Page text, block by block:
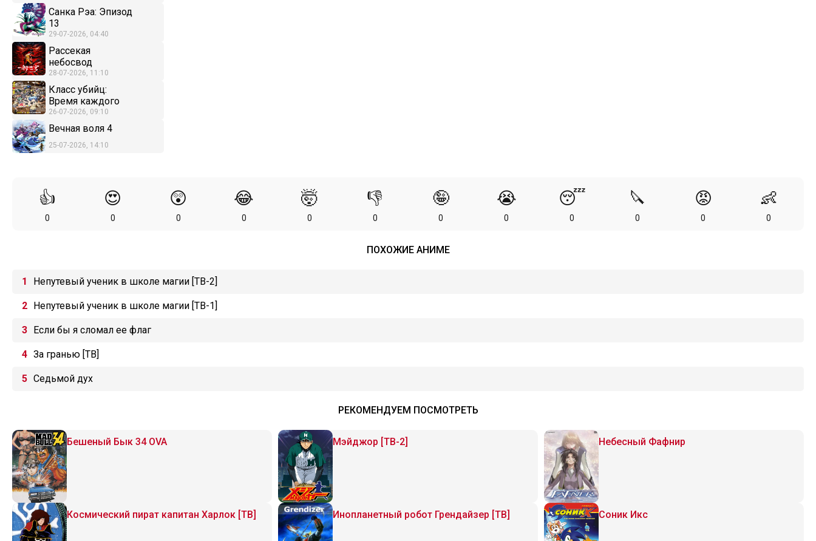
Санка Рэа: Эпизод
13
29-07-2026, 04:40
Рассекая
небосвод
28-07-2026, 11:10
Класс убийц:
Время каждого
26-07-2026, 09:10
Вечная воля 4
25-07-2026, 14:10
👍
0
😍
0
😲
0
😂
0
🤯
0
👎
0
🤪
0
😭
0
😴
0
🔪
0
😡
0
👶
0
ПОХОЖИЕ АНИМЕ
Непутевый ученик в школе магии [ТВ-2]
Непутевый ученик в школе магии [ТВ-1]
Если бы я сломал ее флаг
За гранью [ТВ]
Седьмой дух
РЕКОМЕНДУЕМ ПОСМОТРЕТЬ
Бешеный Бык 34 OVA Мэйджор [ТВ-2] Небесный Фафнир
Космический пират капитан Харлок [ТВ] Инопланетный робот Грендайзер [ТВ] Соник Икс